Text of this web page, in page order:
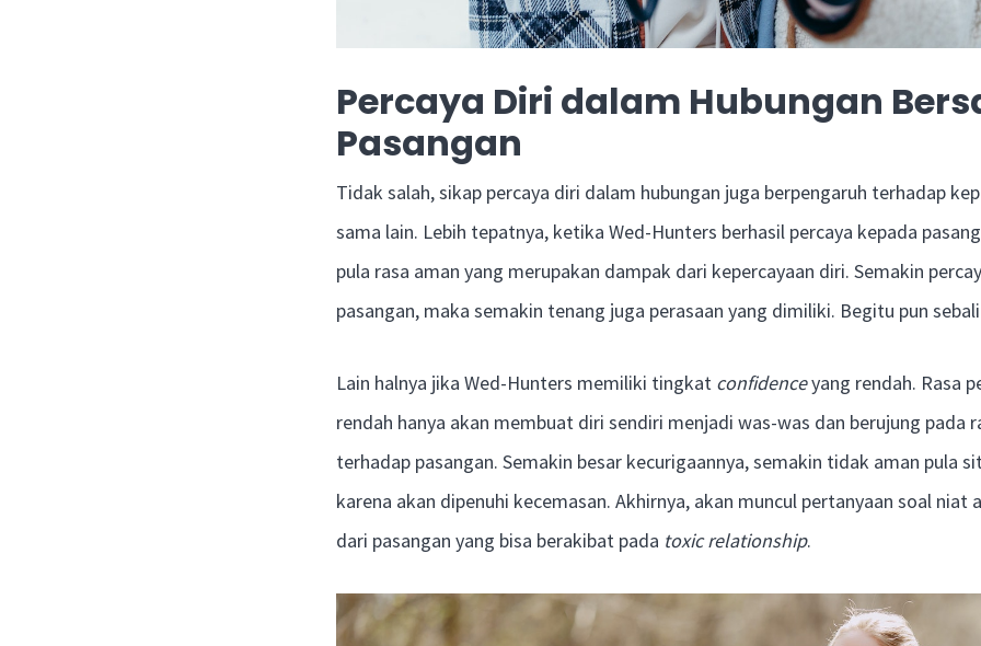
Percaya Diri dalam Hubungan
Pasangan
Tidak salah, sikap percaya diri dalam hubungan juga berpengaruh terhadap
sama lain. Lebih tepatnya, ketika Wed-Hunters berhasil percaya kepada
pula rasa aman yang merupakan dampak dari kepercayaan diri. Semakin
pasangan, maka semakin tenang juga perasaan yang dimiliki. Begitu pun
Lain halnya jika Wed-Hunters memiliki tingkat confidenceyang rendah. Rasa
rendah hanya akan membuat diri sendiri menjadi was-was dan berujung pada
terhadap pasangan. Semakin besar kecurigaannya, semakin tidak aman pula
karena akan dipenuhi kecemasan. Akhirnya, akan muncul pertanyaan soal niat
dari pasangan yang bisa berakibat pada toxic relationship.